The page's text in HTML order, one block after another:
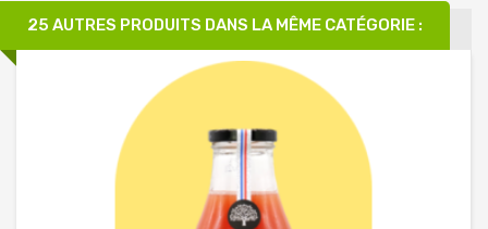
25 AUTRES PRODUITS DANS LA MÊME CATÉGORIE :